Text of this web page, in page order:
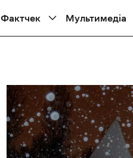
Фактчек Мультимедіа